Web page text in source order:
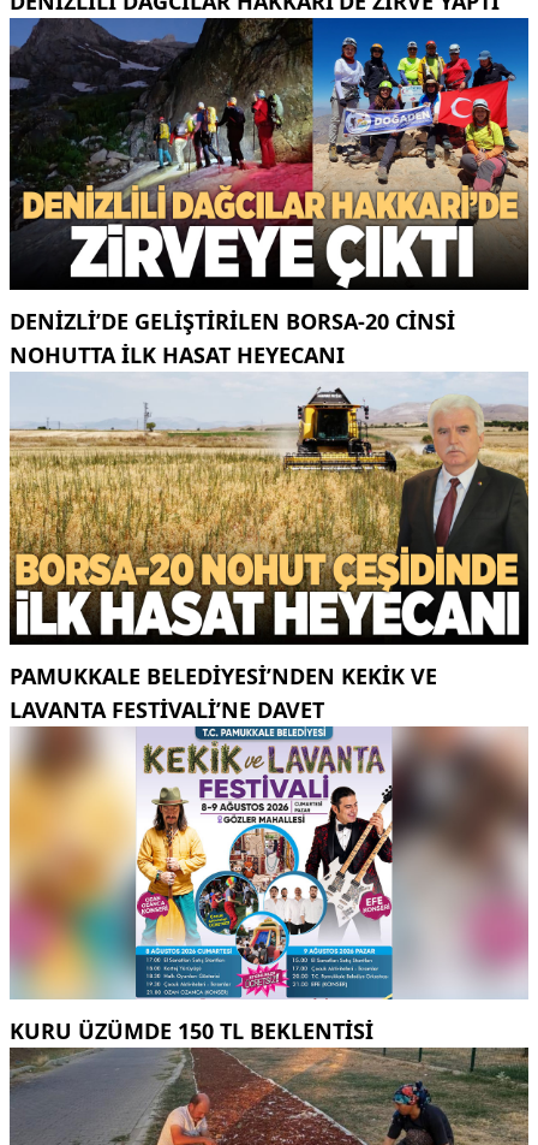
DENIZLI’DE GELIŞTIRILEN BORSA-20 CINSI
NOHUTTA ILK HASAT HEYECANI
PAMUKKALE BELEDIYESI’NDEN KEKIK VE
LAVANTA FESTIVALI’NE DAVET
KURU ÜZÜMDE 150 TL BEKLENTISI